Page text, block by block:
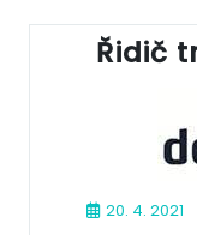
Řidič
20. 4. 2021